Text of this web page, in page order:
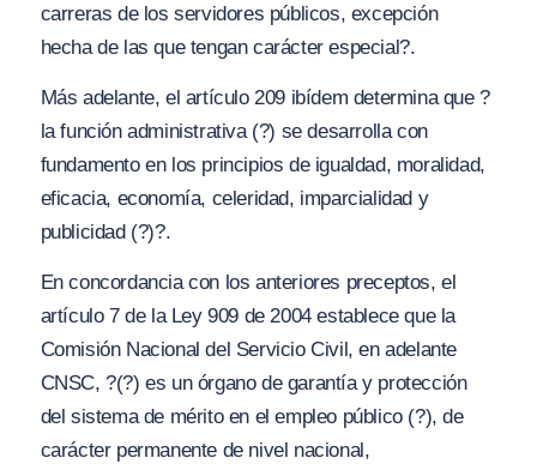
carreras de los servidores públicos, excepción
hecha de las que tengan carácter especial?.
Más adelante, el artículo 209 ibídem determina que ?
la función administrativa (?) se desarrolla con
fundamento en los principios de igualdad, moralidad,
eficacia, economía, celeridad, imparcialidad y
publicidad (?)?.
En concordancia con los anteriores preceptos, el
artículo 7 de la Ley 909 de 2004 establece que la
Comisión Nacional del Servicio Civil, en adelante
CNSC, ?(?) es un órgano de garantía y protección
del sistema de mérito en el empleo público (?), de
carácter permanente de nivel nacional,